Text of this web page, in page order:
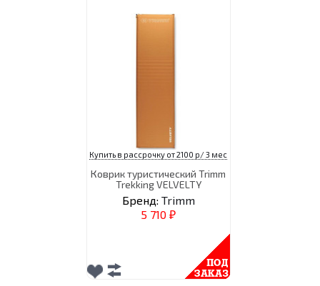
Купить в рассрочку от 2100 р/ 3 мес
Коврик туристический Trimm
Trekking VELVELTY
Бренд: Trimm
5 710 ₽